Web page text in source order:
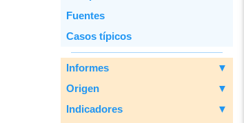
Fuentes
Casos típicos
Informes
▼
Origen
▼
Indicadores
▼